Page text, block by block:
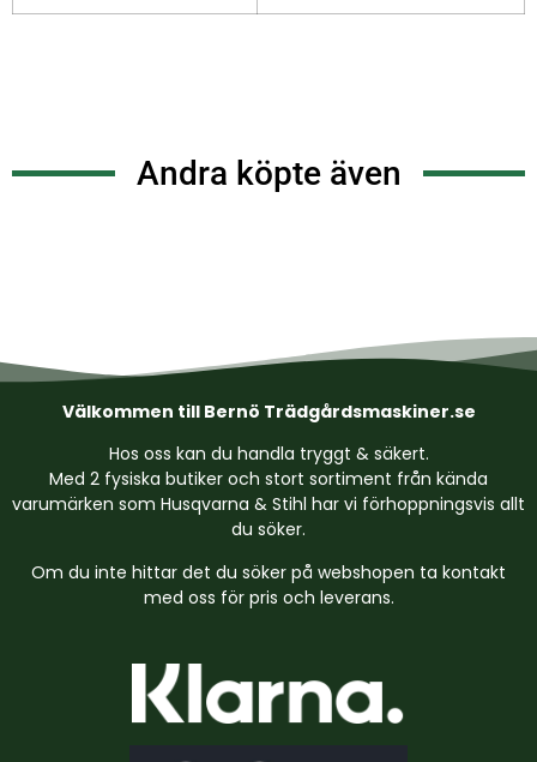
Andra köpte även
Välkommen till Bernö Trädgårdsmaskiner.se
Hos oss kan du handla tryggt & säkert.
Med 2 fysiska butiker och stort sortiment från kända
varumärken som Husqvarna & Stihl har vi förhoppningsvis allt
du söker.
Om du inte hittar det du söker på webshopen ta kontakt
med oss för pris och leverans.